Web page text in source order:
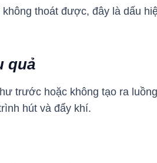
thoát được, đây là dấu
quả
trước hoặc không tạo ra
hút và đẩy khí.